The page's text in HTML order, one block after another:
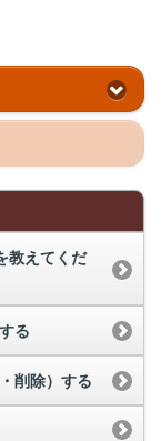
教えてくだ
る
削除）する